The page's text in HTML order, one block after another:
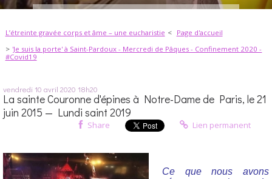
L’étreinte gravée corps et âme – une eucharistie
Page d'accueil
'Je suis la porte' à Saint-Pardoux - Mercredi de Pâques - Confinement 2020 -
#Covid19
vendredi 10 avril 2020 18h20
La sainte Couronne d'épines à Notre-Dame de Paris, le 21
juin 2015 — Lundi saint 2019
Share Lien permanent
Ce que nous avons